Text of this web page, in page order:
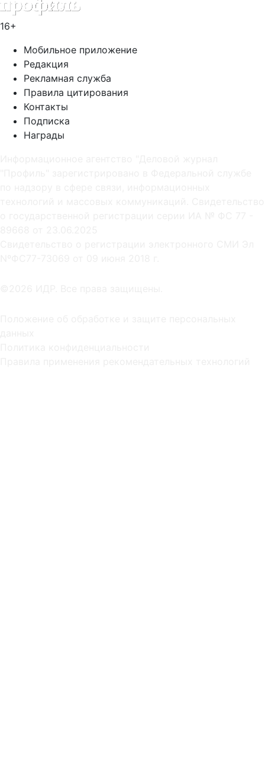
16+
Мобильное приложение
Редакция
Рекламная служба
Правила цитирования
Контакты
Подписка
Награды